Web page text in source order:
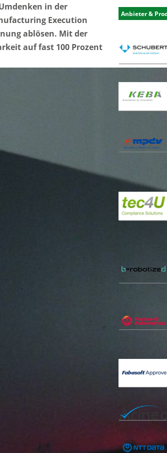
in der
Execution
ablösen. Mit der
auf fast 100 Prozent
Anbieter &